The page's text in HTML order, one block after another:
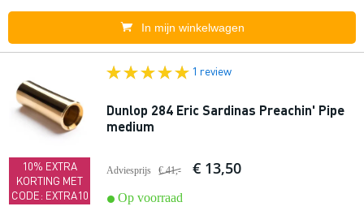
In mijn winkelwagen
10% EXTRA
KORTING MET
CODE: EXTRA10
1 review
Dunlop 284 Eric Sardinas Preachin' Pipe
medium
Adviesprijs € 41,- € 13,50
Op voorraad